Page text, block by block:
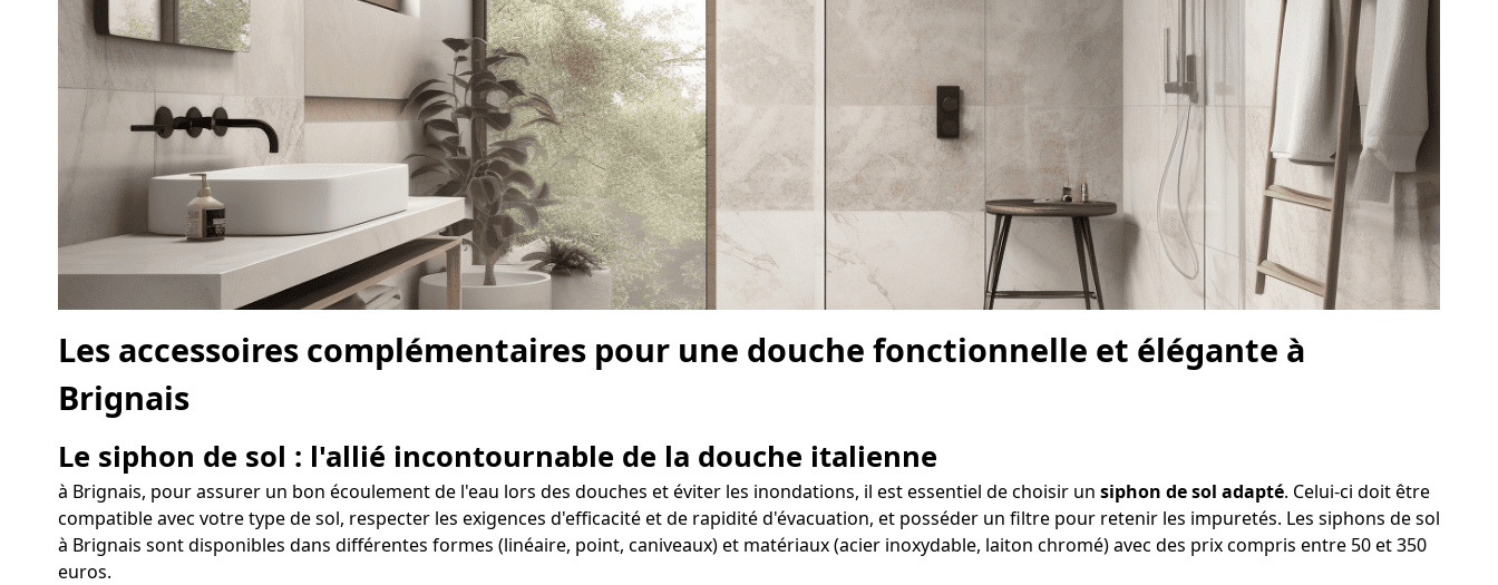
Les accessoires complémentaires pour une douche fonctionnelle et élégante à
Brignais
Le siphon de sol : l'allié incontournable de la douche italienne
à Brignais, pour assurer un bon écoulement de l'eau lors des douches et éviter les inondations, il est essentiel de choisir un siphon de sol adapté. Celui-ci doit être
compatible avec votre type de sol, respecter les exigences d'efficacité et de rapidité d'évacuation, et posséder un filtre pour retenir les impuretés. Les siphons de sol
à Brignais sont disponibles dans différentes formes (linéaire, point, caniveaux) et matériaux (acier inoxydable, laiton chromé) avec des prix compris entre 50 et 350
euros.